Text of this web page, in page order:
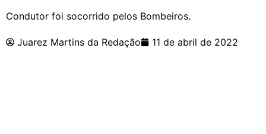
Condutor foi socorrido pelos Bombeiros.
Juarez Martins da Redação 11 de abril de 2022